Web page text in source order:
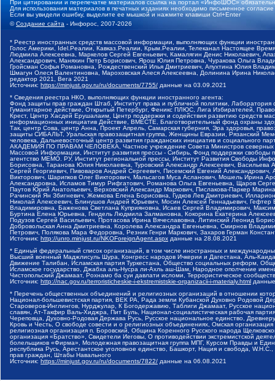
При цитировании и перепечатке материалов ссылка на портал «ИнфоШОС»
Для использования материалов в печатных изданиях необходимо письменное
Если вы увидели ошибку, выделите ее мышкой и нажмите клавиши Ctrl+Enter
©Создание сайта - Инфорос, 2007-2026
* Реестр иностранных средств массовой информации, выполняющих функции
Голос Америки, Idel.Реалии, Кавказ.Реалии, Крым.Реалии, Телеканал Настоящее
Людмила Алексеевна, Маркелов Сергей Евгеньевич, Камалягин Денис Николаевич,
Александрович, Маняхин Петр Борисович, Ярош Юлия Петровна, Чуракова Ольга
Гройсман Софья Романовна, Рождественский Илья Дмитриевич, Апухтина Юлия
Шмагун Олеся Валентиновна, Мароховская Алеся Алексеевна, Долинина Ирина
редактор 2021, Вега 2021
Источник: https://minjust.gov.ru/ru/documents/7755/ данные на 03.09.2021
* Сведения реестра НКО, выполняющих функции иностранного агента:
Фонд защиты прав граждан Штаб, Институт права и публичной политики,
Гуманитарное действие, Открытый Петербург, Феникс ПЛЮС, Лига Избирателей,
Крест, Центр Хасдей Ерушалаим, Центр поддержки и содействия развитию средств
информационных инициатив Действие, ВМЕСТЕ, Благотворительный фонд охраны
Так, центр Сова, центр Анна, Проект Апрель, Самарская губерния, Эра здоровья,
защиты СИБАЛЬТ, Уральская правозащитная группа, Женщины Евразии, Рязанский
человека, Дальневосточный центр развития гражданских инициатив и социального
АКАДЕМИЯ ПО ПРАВАМ ЧЕЛОВЕКА, Частное учреждение Совета Министров северных
Массовой Информации, Институт развития прессы - Сибирь, Фонд поддержки
агентство МЕМО. РУ, Институт региональной прессы, Институт Развития Свободы
Борисовна, Таранова Юлия Николаевна, Туровский Александр Алексеевич,
Сергей Георгиевич, Пивоваров Андрей Сергеевич, Писемский Евгений
Викторович, Шарипков Олег Викторович, Мальсагов Муса Асланович, Мошель Ирина
Александровна, Исламов Тимур Рифгатович, Романова Ольга Евгеньевна, Щаров
Паутов Юрий Анатольевич, Верховский Александр Маркович, Пислакова-Паркер
Рачинский Ян Збигневич, Жемкова Елена Борисовна, Гудков Лев Дмитриевич,
Николай Алексеевич, Блинушов Андрей Юрьевич, Мосин Алексей Геннадьевич,
Владимировна, Баженова Светлана Куприяновна, Исаев Сергей Владимирович,
Буртина Елена Юрьевна, Гендель Людмила Залмановна, Кокорина Екатерина
Подузов Сергей Васильевич, Протасова Ирина Вячеславовна, Литинский Леонид
Добровольская Анна Дмитриевна, Королева Александра Евгеньевна, Смирнов
Петрович, Полякова Мара Федоровна, Резник Генри Маркович, Захаров Герман
Источник: http://unro.minjust.ru/NKOForeignAgent.aspx данные на 28.08.2021
* Единый федеральный список организаций, в том числе иностранных и
Высший военный Маджлисуль Шура, Конгресс народов Ичкерии и Дагестана, Аль-
Движение Талибан, Исламская партия Туркестана, Общество социальных реформ,
Исламское государство, Джабха аль-Нусра ли-Ахль аш-Шам, Народное ополчение
Чистопольский Джамаат, Рохнамо ба суи давлати исломи, Террористическое
Источник: http://nac.gov.ru/terroristicheskie-i-ekstremistskie-organizacii-i-materialy.html
* Перечень общественных объединений и религиозных организаций в отношении
Национал-большевистская партия, ВЕК РА, Рада земли Кубанской Духовно Родовой
Староверов-Инглингов, Нурджулар, К Богодержавию, Таблиги Джамаат, Русское
славян, Ат-Такфир Валь-Хиджра, Пит Буль, Национал-социалистическая рабочая
Череповца, Духовно-Родовая Держава Русь, Русское национальное единство,
Кровь и Честь, О свободе совести и о религиозных объединениях, Омская
религиозная организация п. Боровский, Община Коренного Русского народа
организация «Братство», Свидетели Иеговы, О противодействии экстремистской
болельщиков «Фирма», Молодежная правозащитная группа МПГ, Курсом Правды и
республика Русь, Арестантское уголовное единство, Башкорт, Нация и свобода,
прав граждан, Штабы Навального
Источник: https://minjust.gov.ru/ru/documents/7822/ данные на 06.08.2021